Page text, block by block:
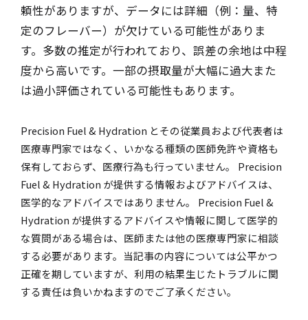
頼性がありますが、データには詳細（例：量、特
定のフレーバー）が欠けている可能性がありま
す。多数の推定が行われており、誤差の余地は中程
度から高いです。一部の摂取量が大幅に過大また
は過小評価されている可能性もあります。
Precision Fuel & Hydration とその従業員および代表者は
医療専門家ではなく、いかなる種類の医師免許や資格も
保有しておらず、医療行為も行っていません。 Precision
Fuel & Hydration が提供する情報およびアドバイスは、
医学的なアドバイスではありません。 Precision Fuel &
Hydration が提供するアドバイスや情報に関して医学的
な質問がある場合は、医師または他の医療専門家に相談
する必要があります。当記事の内容については公平かつ
正確を期していますが、利用の結果生じたトラブルに関
する責任は負いかねますのでご了承ください。